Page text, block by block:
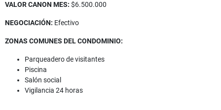
VALOR CANON MES: $6.500.000
NEGOCIACIÓN: Efectivo
ZONAS COMUNES DEL CONDOMINIO:
Parqueadero de visitantes
Piscina
Salón social
Vigilancia 24 horas